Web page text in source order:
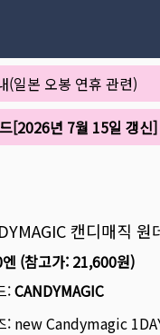
(일본 오봉 연휴 관련)
[2026년 7월 15일 갱신]
캔디매직
(참고가: 21,600원)
:CANDYMAGIC
: new Candymagic